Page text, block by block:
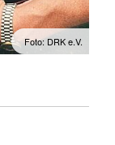
Foto: DRK e.V.